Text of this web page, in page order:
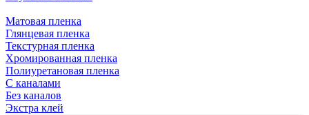
Матовая пленка
Глянцевая пленка
Текстурная пленка
Хромированная пленка
Полиуретановая пленка
С каналами
Без каналов
Экстра клей